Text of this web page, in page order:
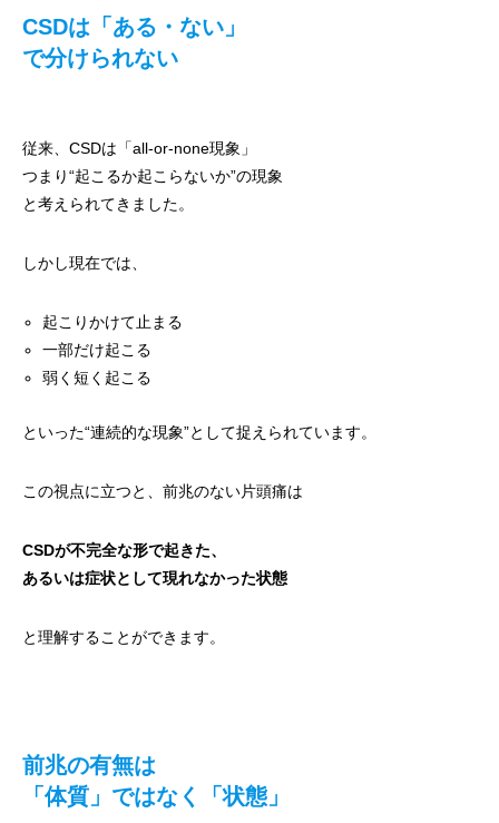
CSDは「ある・ない」
で分けられない
従来、CSDは「all-or-none現象」
つまり“起こるか起こらないか”の現象
と考えられてきました。
しかし現在では、
起こりかけて止まる
一部だけ起こる
弱く短く起こる
といった“連続的な現象”として捉えられています。
この視点に立つと、前兆のない片頭痛は
CSDが不完全な形で起きた、
あるいは症状として現れなかった状態
と理解することができます。
前兆の有無は
「体質」ではなく「状態」